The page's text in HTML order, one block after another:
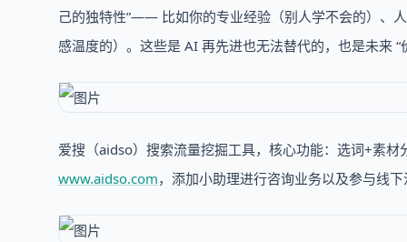
己的独特性”—— 比如你的专业经验（别人学不会的）、
感温度的）。这些是 AI 再先进也无法替代的，也是未来
爱搜（aidso）搜索流量挖掘工具，核心功能：选词+素
www.aidso.com，添加小助理进行咨询业务以及参与线下